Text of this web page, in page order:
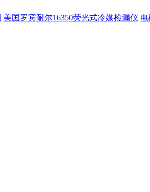
美国罗宾耐尔16350荧光式冷媒检漏仪 电